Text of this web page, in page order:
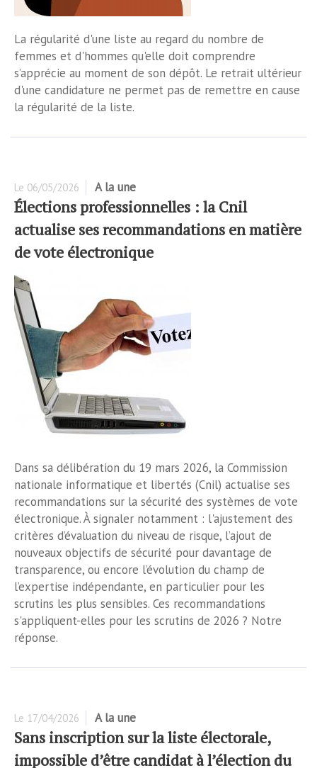
La régularité d'une liste au regard du nombre de
femmes et d'hommes qu'elle doit comprendre
s’apprécie au moment de son dépôt. Le retrait ultérieur
d'une candidature ne permet pas de remettre en cause
la régularité de la liste.
Le 06/05/2026 A la une
Élections professionnelles : la Cnil
actualise ses recommandations en matière
de vote électronique
Dans sa délibération du 19 mars 2026, la Commission
nationale informatique et libertés (Cnil) actualise ses
recommandations sur la sécurité des systèmes de vote
électronique. À signaler notamment : l'ajustement des
critères d’évaluation du niveau de risque, l’ajout de
nouveaux objectifs de sécurité pour davantage de
transparence, ou encore l’évolution du champ de
l’expertise indépendante, en particulier pour les
scrutins les plus sensibles. Ces recommandations
s'appliquent-elles pour les scrutins de 2026 ? Notre
réponse.
Le 17/04/2026 A la une
Sans inscription sur la liste électorale,
impossible d’être candidat à l’élection du